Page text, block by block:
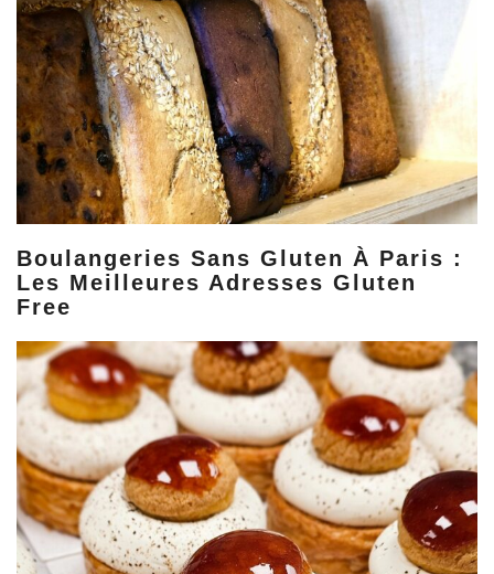
Boulangeries Sans Gluten À Paris :
Les Meilleures Adresses Gluten
Free